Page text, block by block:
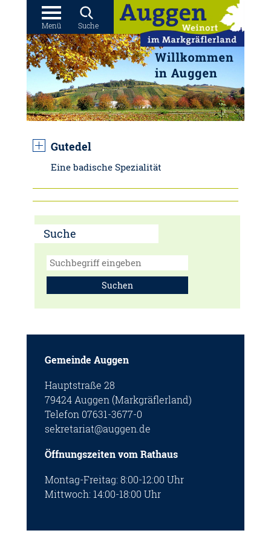
Menü Suche
Gutedel
Eine badische Spezialität
Suche
Suchen
Gemeinde Auggen
Hauptstraße 28
79424 Auggen (Markgräflerland)
Telefon 07631-3677-0
sekretariat@auggen.de
Öffnungszeiten vom Rathaus
Montag-Freitag: 8:00-12:00 Uhr
Mittwoch: 14:00-18:00 Uhr